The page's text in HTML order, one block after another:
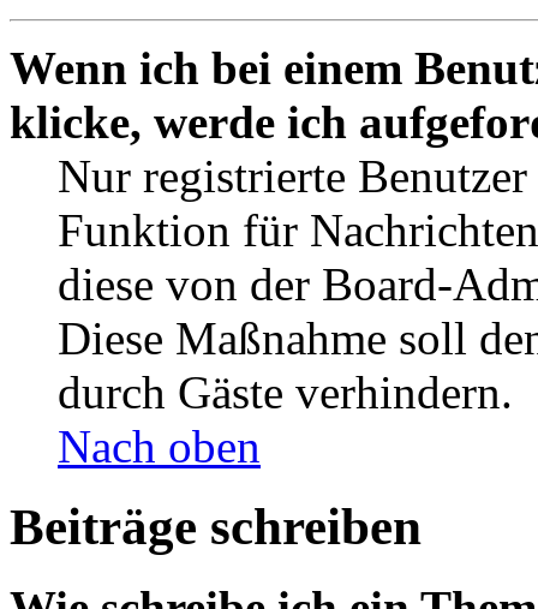
Wenn ich bei einem
klicke, werde ich
Nur registrierte
Funktion für
diese von der Board-
Diese Maßnahme soll
durch Gäste verhindern.
Nach oben
Beiträge schreiben